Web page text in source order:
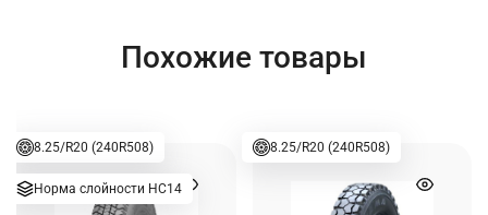
Похожие товары
8.25/R20 (240R508)
Норма слойности НС14
8.25/R20 (240R508)